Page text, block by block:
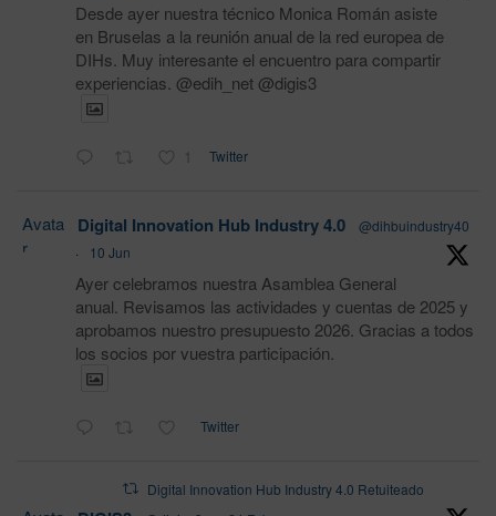
Desde ayer nuestra técnico Monica Román asiste
en Bruselas a la reunión anual de la red europea de
DIHs. Muy interesante el encuentro para compartir
experiencias. @edih_net @digis3
1 Twitter
Avata
r
Digital Innovation Hub Industry 4.0
@dihbuindustry40
·
10 Jun
Ayer celebramos nuestra Asamblea General
anual. Revisamos las actividades y cuentas de 2025 y
aprobamos nuestro presupuesto 2026. Gracias a todos
los socios por vuestra participación.
Twitter
Digital Innovation Hub Industry 4.0 Retuiteado